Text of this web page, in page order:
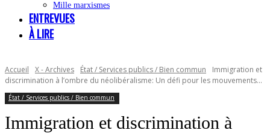
Mille marxismes
ENTREVUES
À LIRE
Accueil X - Archives État / Services publics / Bien commun
Immigration et
discrimination à l’ombre du néolibéralisme: Un défi pour les mouvements...
État / Services publics / Bien commun
Immigration et discrimination à